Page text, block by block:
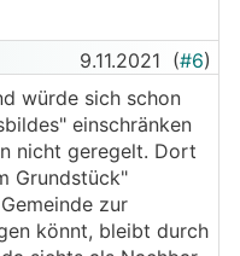
9.11.2021 (#6)
würde sich schon
einschränken
nicht geregelt. Dort
Grundstück"
zur
könnt, bleibt durch